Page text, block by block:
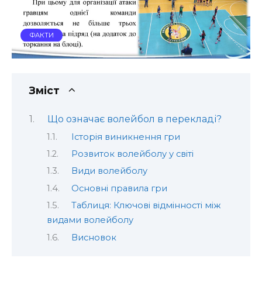
ФАКТИ
Зміст
Що означає волейбол в перекладі?
Історія виникнення гри
Розвиток волейболу у світі
Види волейболу
Основні правила гри
Таблиця: Ключові відмінності між
видами волейболу
Висновок